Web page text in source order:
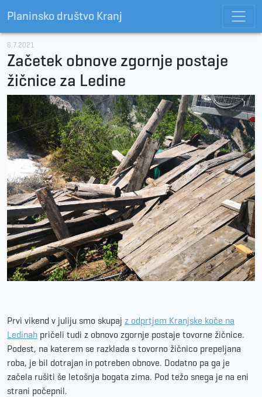
Planinsko društvo Kranj
6.7.2021
Začetek obnove zgornje postaje
žičnice za Ledine
Prvi vikend v juliju smo skupaj z odprtjem Kranjske koče na
Ledinah pričeli tudi z obnovo zgornje postaje tovorne žičnice.
Podest, na katerem se razklada s tovorno žičnico prepeljana
roba, je bil dotrajan in potreben obnove. Dodatno pa ga je
začela rušiti še letošnja bogata zima. Pod težo snega je na eni
strani počepnil.